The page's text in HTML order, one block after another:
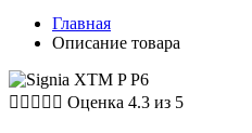
Главная
Описание товара
     Оценка 4.3 из 5